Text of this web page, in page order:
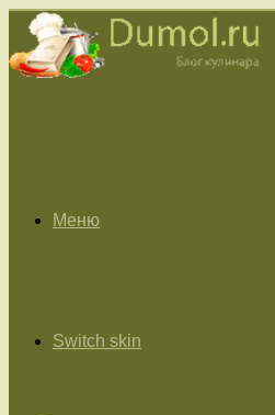
Меню
Switch skin